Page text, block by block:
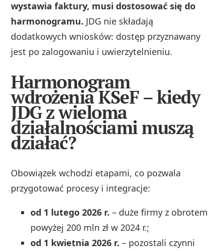
wystawia faktury, musi dostosować się do
harmonogramu. JDG nie składają
dodatkowych wniosków: dostęp przyznawany
jest po zalogowaniu i uwierzytelnieniu.
Harmonogram
wdrożenia KSeF – kiedy
JDG z wieloma
działalnościami muszą
działać?
Obowiązek wchodzi etapami, co pozwala
przygotować procesy i integracje:
od 1 lutego 2026 r. – duże firmy z obrotem
powyżej 200 mln zł w 2024 r.;
od 1 kwietnia 2026 r. – pozostali czynni